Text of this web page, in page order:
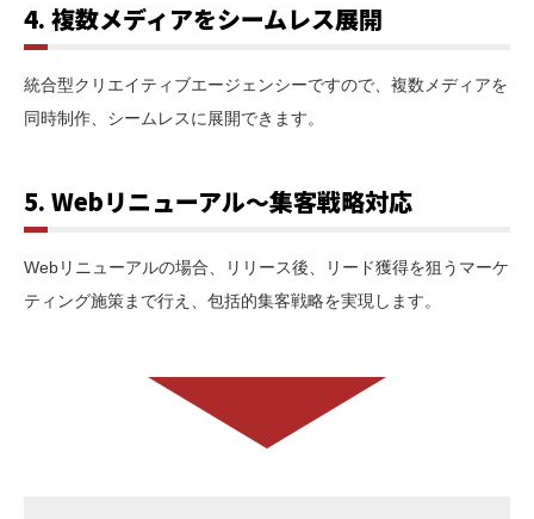
4. 複数メディアをシームレス展開
統合型クリエイティブエージェンシーですので、複数メディアを
同時制作、シームレスに展開できます。
5. Webリニューアル〜集客戦略対応
Webリニューアルの場合、リリース後、リード獲得を狙うマーケ
ティング施策まで行え、包括的集客戦略を実現します。